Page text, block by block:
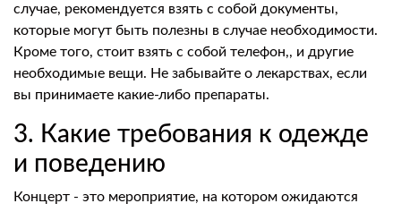
случае, рекомендуется взять с собой документы,
которые могут быть полезны в случае необходимости.
Кроме того, стоит взять с собой телефон,, и другие
необходимые вещи. Не забывайте о лекарствах, если
вы принимаете какие-либо препараты.
3. Какие требования к одежде
и поведению
Концерт - это мероприятие, на котором ожидаются